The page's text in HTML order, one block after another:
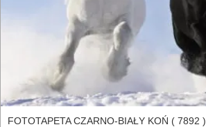
FOTOTAPETA CZARNO-BIAŁY KOŃ ( 7892 )